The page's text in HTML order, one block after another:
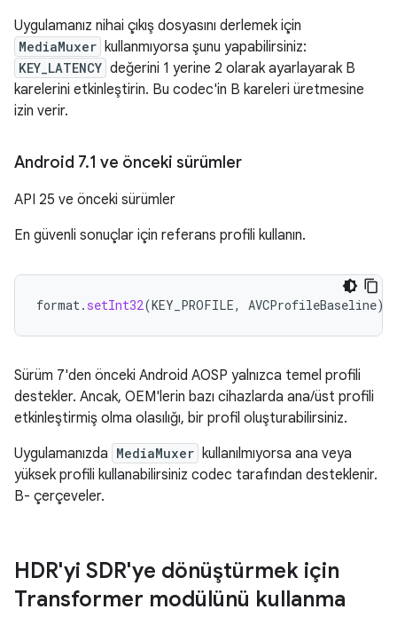
Uygulamanız nihai çıkış dosyasını derlemek için
MediaMuxer kullanmıyorsa şunu yapabilirsiniz:
KEY_LATENCY değerini 1 yerine 2 olarak ayarlayarak B
karelerini etkinleştirin. Bu codec'in B kareleri üretmesine
izin verir.
Android 7.1 ve önceki sürümler
API 25 ve önceki sürümler
En güvenli sonuçlar için referans profili kullanın.
format . setInt32(KEY_PROFILE, AVCProfileBaseline);
Sürüm 7'den önceki Android AOSP yalnızca temel profili
destekler. Ancak, OEM'lerin bazı cihazlarda ana/üst profili
etkinleştirmiş olma olasılığı, bir profil oluşturabilirsiniz.
Uygulamanızda MediaMuxer kullanılmıyorsa ana veya
yüksek profili kullanabilirsiniz codec tarafından desteklenir.
B- çerçeveler.
HDR'yi SDR'ye dönüştürmek için
Transformer modülünü kullanma